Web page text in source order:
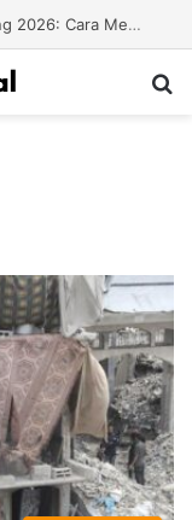
Inspirasi Pengusaha Air Minum Isi Ulang 2026: Cara Menciptakan Bisnis yang Terus Berkembang